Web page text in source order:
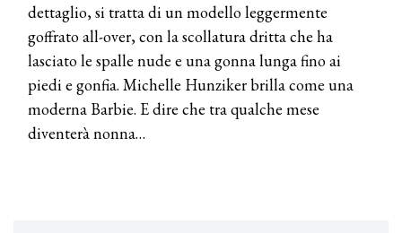
dettaglio, si tratta di un modello leggermente
goffrato all-over, con la scollatura dritta che ha
lasciato le spalle nude e una gonna lunga fino ai
piedi e gonfia. Michelle Hunziker brilla come una
moderna Barbie. E dire che tra qualche mese
diventerà nonna…
TONI&GUY
LABEL.M lancia la sua innovativa ed
eco-sostenibile linea di prodotti
professionali
DAVINES
Davines presenta cofanetti beauty